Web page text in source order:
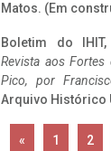
Matos. (Em
Boletim do
Revista aos
Pico, por
Arquivo Histórico
« 1 2